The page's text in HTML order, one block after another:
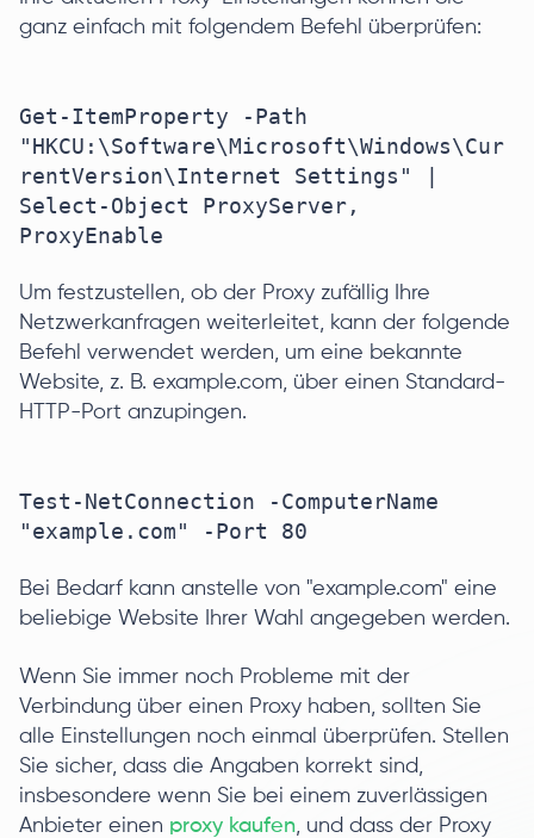
ganz einfach mit folgendem Befehl überprüfen:
Get-ItemProperty -Path
"HKCU:\Software\Microsoft\Windows\Cur
rentVersion\Internet Settings" |
Select-Object ProxyServer,
Um festzustellen, ob der Proxy zufällig Ihre
Netzwerkanfragen weiterleitet, kann der folgende
Befehl verwendet werden, um eine bekannte
Website, z. B. example.com, über einen Standard-
HTTP-Port anzupingen.
Test-NetConnection -ComputerName
Bei Bedarf kann anstelle von "example.com" eine
beliebige Website Ihrer Wahl angegeben werden.
Wenn Sie immer noch Probleme mit der
Verbindung über einen Proxy haben, sollten Sie
alle Einstellungen noch einmal überprüfen. Stellen
Sie sicher, dass die Angaben korrekt sind,
insbesondere wenn Sie bei einem zuverlässigen
Anbieter einen proxy kaufen, und dass der Proxy